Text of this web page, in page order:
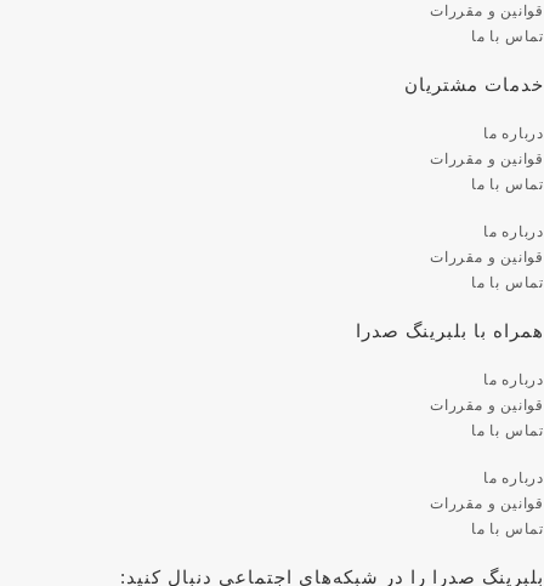
قوانین و مقررات
تماس با ما
خدمات مشتریان
درباره ما
قوانین و مقررات
تماس با ما
درباره ما
قوانین و مقررات
تماس با ما
همراه با بلبرینگ صدرا
درباره ما
قوانین و مقررات
تماس با ما
درباره ما
قوانین و مقررات
تماس با ما
بلبرینگ صدرا را در شبکه‌های اجتماعی دنبال کنید: